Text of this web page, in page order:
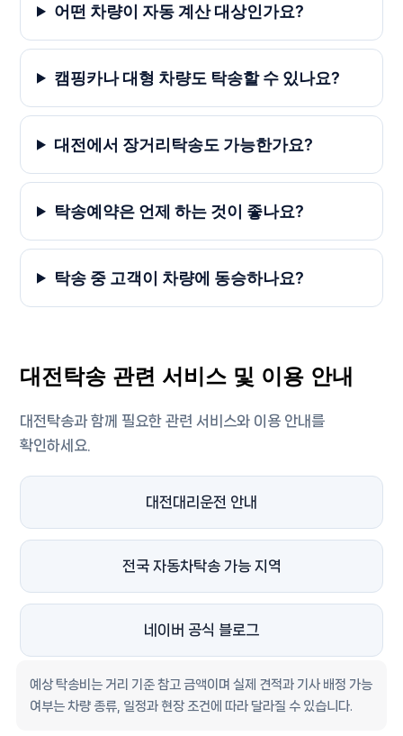
어떤 차량이 자동 계산 대상인가요?
캠핑카나 대형 차량도 탁송할 수 있나요?
대전에서 장거리탁송도 가능한가요?
탁송예약은 언제 하는 것이 좋나요?
탁송 중 고객이 차량에 동승하나요?
대전탁송 관련 서비스 및 이용 안내
대전탁송과 함께 필요한 관련 서비스와 이용 안내를
확인하세요.
대전대리운전 안내
전국 자동차탁송 가능 지역
네이버 공식 블로그
예상 탁송비는 거리 기준 참고 금액이며 실제 견적과 기사 배정 가능
여부는 차량 종류, 일정과 현장 조건에 따라 달라질 수 있습니다.